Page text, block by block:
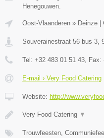
Henegouwen.
Oost-Vlaanderen » Deinze
Souverainestraat 56 bus 3,
Tel: +32 483 01 51 43, Fax:
E-mail › Very Food Catering
Website: http://
Very Food Catering ▼
Trouwfeesten,